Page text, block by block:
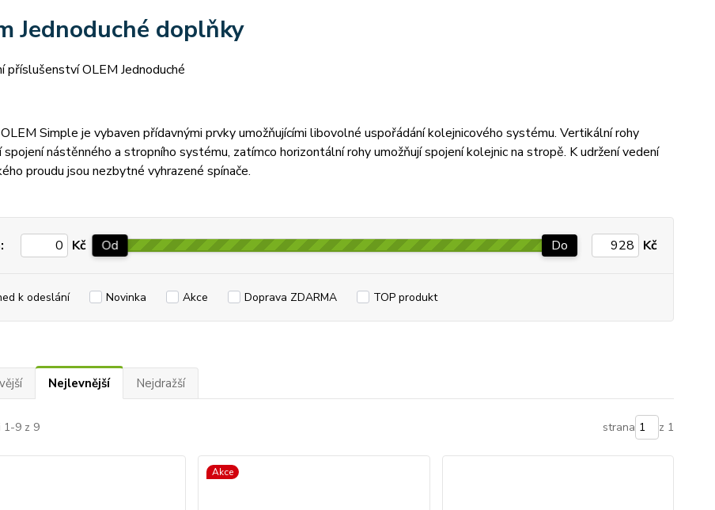
Jednoduché doplňky
příslušenství OLEM Jednoduché
Simple je vybaven přídavnými prvky umožňujícími libovolné uspořádání kolejnicového systému. Vertikální rohy
spojení nástěnného a stropního systému, zatímco horizontální rohy umožňují spojení kolejnic na stropě. K udržení vedení
proudu jsou nezbytné vyhrazené spínače.
Kč Od Do Kč
k odeslání Novinka Akce Doprava ZDARMA TOP produkt
Nejlevnější Nejdražší
1-9 z 9 strana z 1
Akce